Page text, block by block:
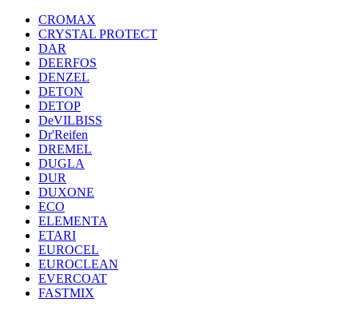
CROMAX
CRYSTAL PROTECT
DAR
DEERFOS
DENZEL
DETON
DETOP
DeVILBISS
Dr'Reifen
DREMEL
DUGLA
DUR
DUXONE
ECO
ELEMENTA
ETARI
EUROCEL
EUROCLEAN
EVERCOAT
FASTMIX